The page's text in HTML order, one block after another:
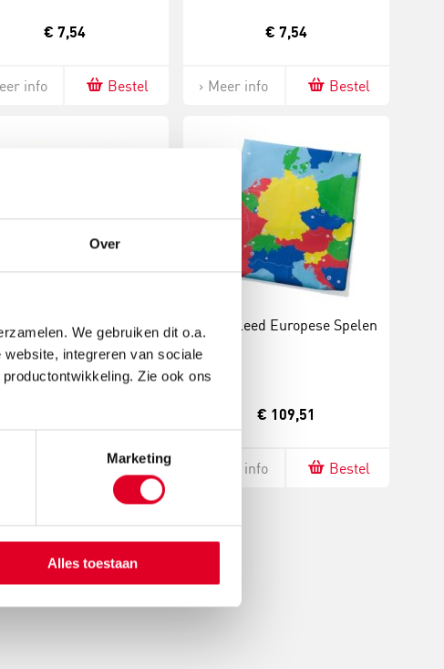
Over
We gebruiken dit o.a.
integreren van sociale
Zie ook ons
Marketing
Alles toestaan
€ 7,54
info Bestel
€ 7,54
Meer info Bestel
Nederlandse
Spelen
Bestel
Speelkleed Europese Spelen
€ 109,51
Meer info Bestel